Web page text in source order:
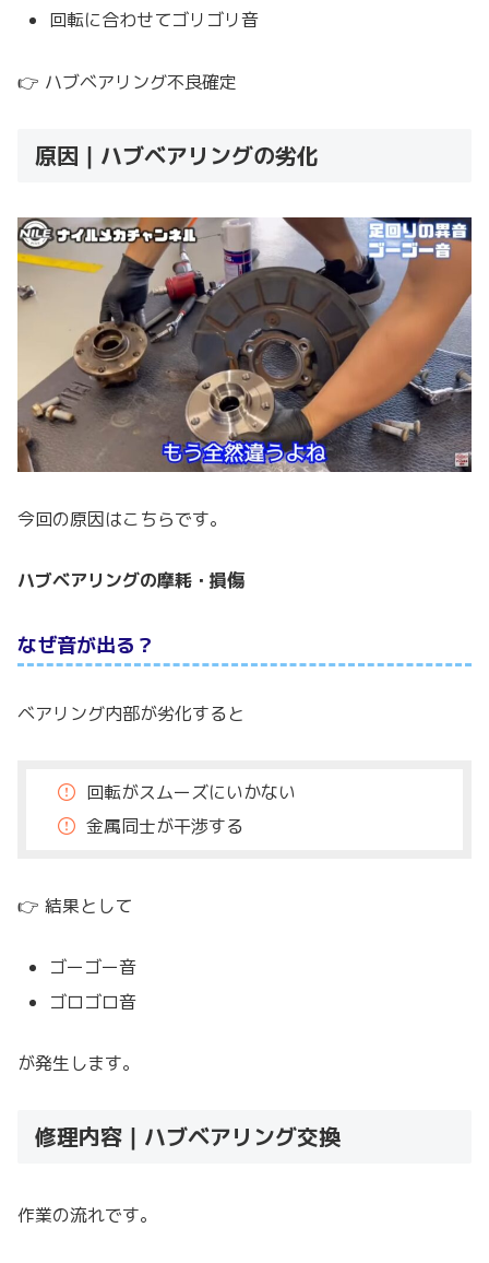
回転に合わせてゴリゴリ音
👉 ハブベアリング不良確定
原因｜ハブベアリングの劣化
今回の原因はこちらです。
ハブベアリングの摩耗・損傷
なぜ音が出る？
ベアリング内部が劣化すると
回転がスムーズにいかない
金属同士が干渉する
👉 結果として
ゴーゴー音
ゴロゴロ音
が発生します。
修理内容｜ハブベアリング交換
作業の流れです。